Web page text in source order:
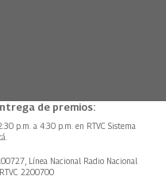
de premios:
p.m. a 4:30 p.m. en RTVC Sistema
Línea Nacional Radio Nacional
2200700